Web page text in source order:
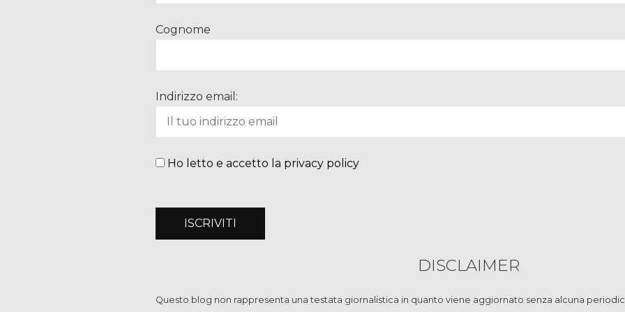
Cognome
Indirizzo email:
Ho letto e accetto la privacy policy
DISCLAIMER
Questo blog non rappresenta una testata giornalistica in quanto viene aggiornato senza alcuna